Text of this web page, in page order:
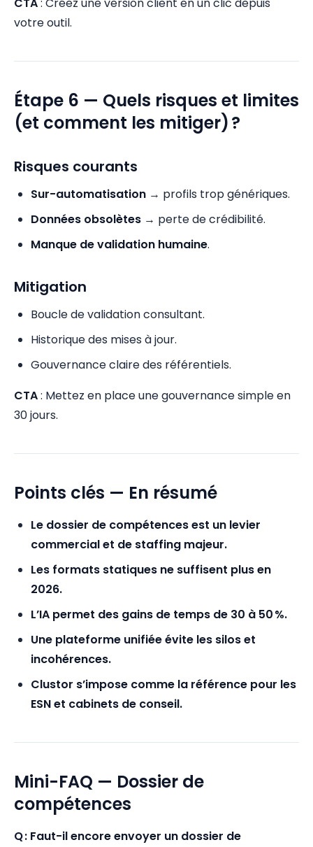
votre outil.
Étape 6 — Quels risques et limites
(et comment les mitiger) ?
Risques courants
Sur-automatisation → profils trop génériques.
Données obsolètes → perte de crédibilité.
Manque de validation humaine.
Mitigation
Boucle de validation consultant.
Historique des mises à jour.
Gouvernance claire des référentiels.
CTA: Mettez en place une gouvernance simple en
30 jours.
Points clés — En résumé
Le dossier de compétences est un levier
commercial et de staffing majeur.
Les formats statiques ne suffisent plus en
2026.
L’IA permet des gains de temps de 30 à 50 %.
Une plateforme unifiée évite les silos et
incohérences.
Clustor s’impose comme la référence pour les
ESN et cabinets de conseil.
Mini-FAQ — Dossier de
compétences
Q : Faut-il encore envoyer un dossier de